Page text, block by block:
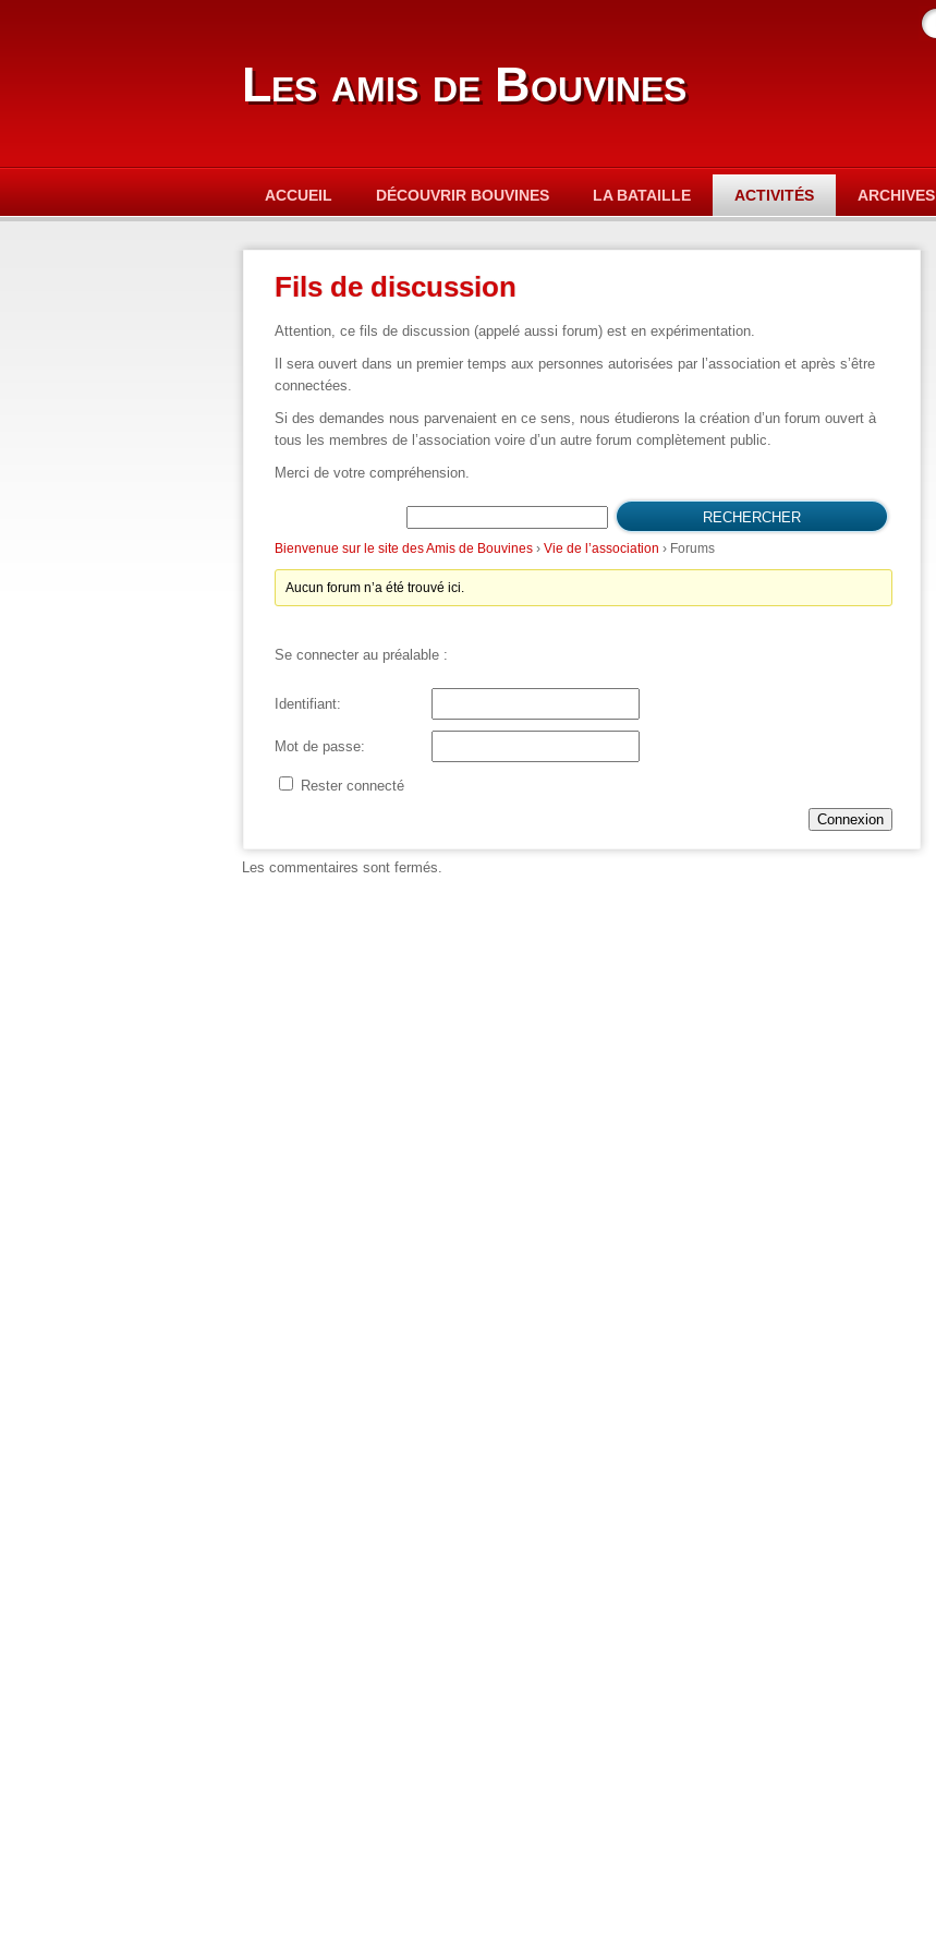
Les amis de Bouvines
ACCUEIL DÉCOUVRIR BOUVINES LA BATAILLE ACTIVITÉS ARCHIVES
Fils de discussion
Attention, ce fils de discussion (appelé aussi forum) est en expérimentation.
Il sera ouvert dans un premier temps aux personnes autorisées par l’association et après s’être
connectées.
Si des demandes nous parvenaient en ce sens, nous étudierons la création d’un forum ouvert à
tous les membres de l’association voire d’un autre forum complètement public.
Merci de votre compréhension.
Bienvenue sur le site des Amis de Bouvines › Vie de l’association › Forums
Aucun forum n’a été trouvé ici.
Se connecter au préalable :
Identifiant:
Mot de passe:
Rester connecté
Connexion
Les commentaires sont fermés.